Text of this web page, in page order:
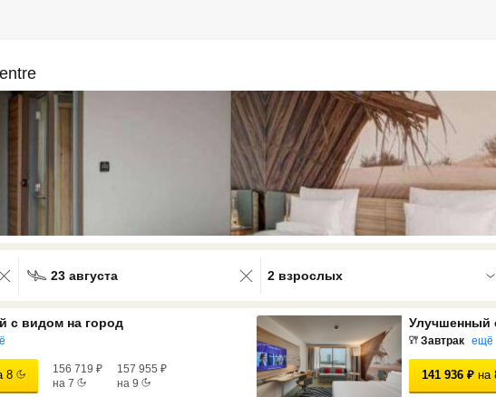
23 августа
0 results available. Select is focused ,
2 взрослых
с видом на город
8 156 719 ₽
на 7
157 955 ₽
на 9
Улучшенный
Завтрак ещё
141 936 ₽ на